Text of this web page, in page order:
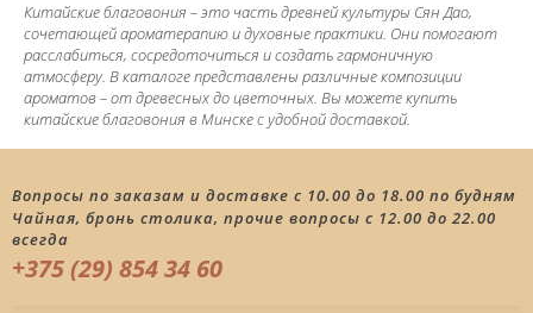
Китайские благовония – это часть древней культуры Сян Дао,
сочетающей ароматерапию и духовные практики. Они помогают
расслабиться, сосредоточиться и создать гармоничную
атмосферу. В каталоге представлены различные композиции
ароматов – от древесных до цветочных. Вы можете купить
китайские благовония в Минске с удобной доставкой.
Вопросы по заказам и доставке с 10.00 до 18.00 по будням
Чайная, бронь столика, прочие вопросы с 12.00 до 22.00
всегда
+375 (29) 854 34 60